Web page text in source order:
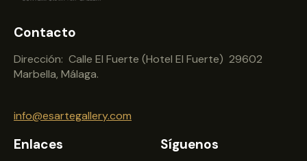
Contacto
Dirección: Calle El Fuerte (Hotel El Fuerte) 29602
Marbella, Málaga.
info@esartegallery.com
Enlaces Síguenos